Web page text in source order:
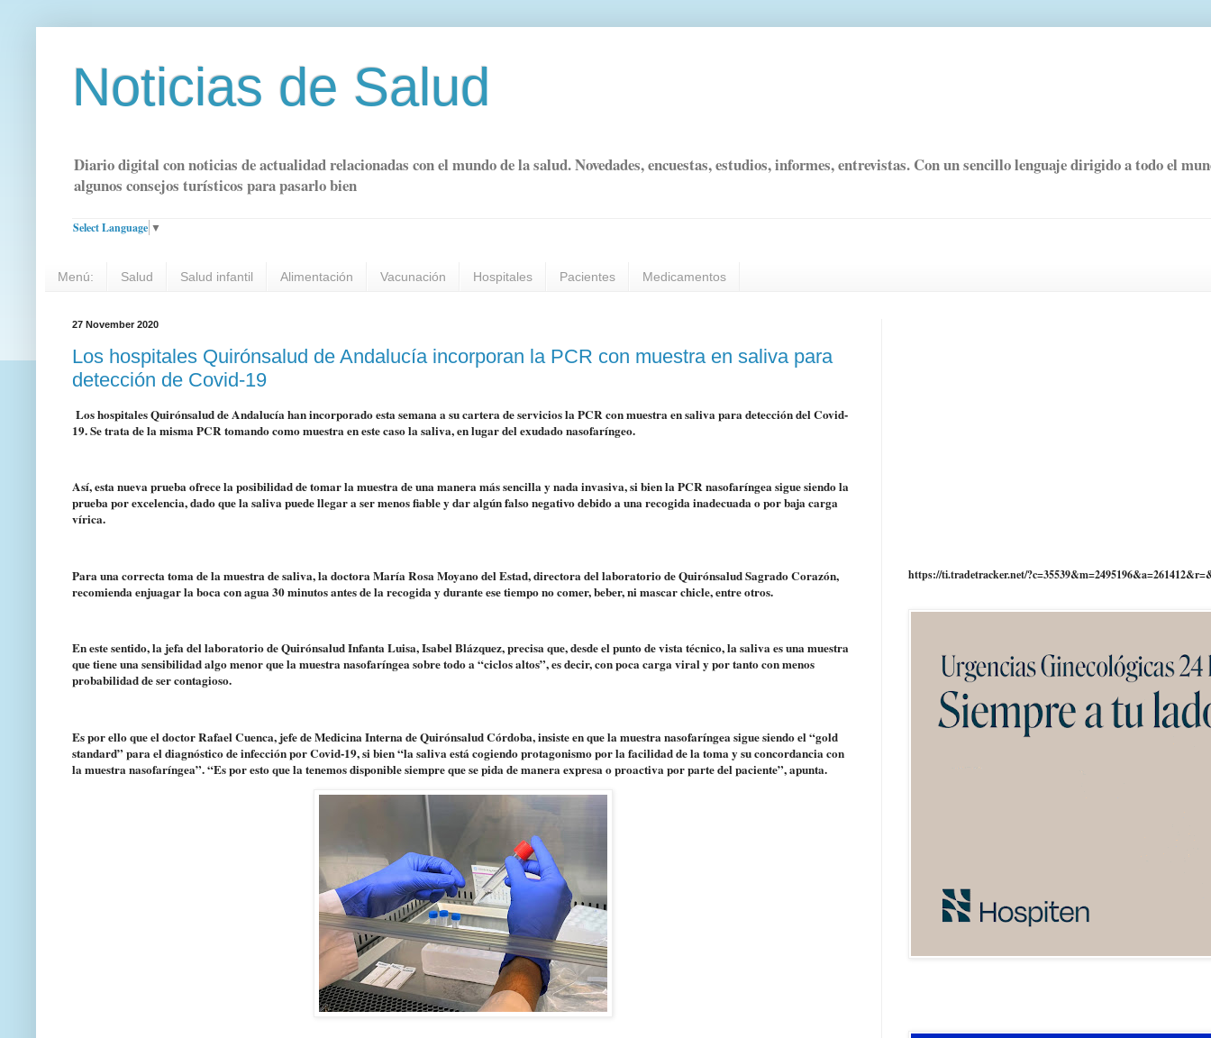
Noticias de Salud
Diario digital con noticias de actualidad relacionadas con el mundo de la salud. Novedades, encuestas, estudios, informes, entrevistas. Con un sencillo lenguaje dirigido a todo el
algunos consejos turísticos para pasarlo bien
Select Language ▼
Menú: Salud Salud infantil Alimentación Vacunación Hospitales Pacientes Medicamentos
27 November 2020
Los hospitales Quirónsalud de Andalucía incorporan la PCR con muestra en saliva para
detección de Covid-19
Los hospitales Quirónsalud de Andalucía han incorporado esta semana a su cartera de servicios la PCR con muestra en saliva para detección del Covid-
19. Se trata de la misma PCR tomando como muestra en este caso la saliva, en lugar del exudado nasofaríngeo.
Así, esta nueva prueba ofrece la posibilidad de tomar la muestra de una manera más sencilla y nada invasiva, si bien la PCR nasofaríngea sigue siendo la
prueba por excelencia, dado que la saliva puede llegar a ser menos fiable y dar algún falso negativo debido a una recogida inadecuada o por baja carga
vírica.
Para una correcta toma de la muestra de saliva, la doctora María Rosa Moyano del Estad, directora del laboratorio de Quirónsalud Sagrado Corazón,
recomienda enjuagar la boca con agua 30 minutos antes de la recogida y durante ese tiempo no comer, beber, ni mascar chicle, entre otros.
En este sentido, la jefa del laboratorio de Quirónsalud Infanta Luisa, Isabel Blázquez, precisa que, desde el punto de vista técnico, la saliva es una muestra
que tiene una sensibilidad algo menor que la muestra nasofaríngea sobre todo a “ciclos altos”, es decir, con poca carga viral y por tanto con menos
probabilidad de ser contagioso.
Es por ello que el doctor Rafael Cuenca, jefe de Medicina Interna de Quirónsalud Córdoba, insiste en que la muestra nasofaríngea sigue siendo el “gold
standard” para el diagnóstico de infección por Covid-19, si bien “la saliva está cogiendo protagonismo por la facilidad de la toma y su concordancia con
la muestra nasofaríngea”. “Es por esto que la tenemos disponible siempre que se pida de manera expresa o proactiva por parte del paciente”, apunta.
https://ti.tradetracker.net/